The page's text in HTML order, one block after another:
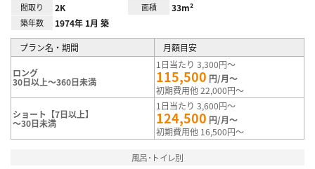
間取り 2K 面積 33m²
築年数 1974年 1月 築
プラン名・期間 月額目安
ロング
30日以上～360日未満
1日当たり 3,300円～
115,500 円/月～
初期費用他 22,000円～
ショート【7日以上】
～30日未満
1日当たり 3,600円～
124,500 円/月～
初期費用他 16,500円～
風呂･トイレ別